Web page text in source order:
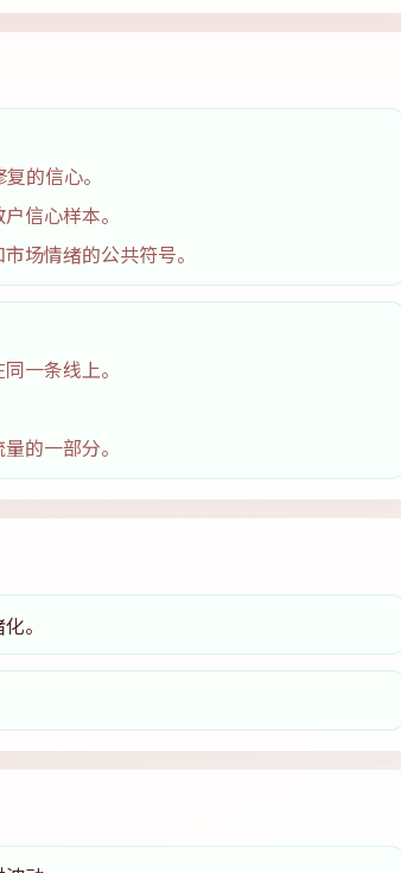
的信心。
信心样本。
场情绪的公共符号。
一条线上。
的一部分。
。